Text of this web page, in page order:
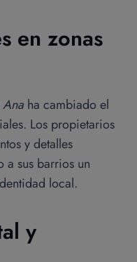
en zonas
ha cambiado el
Los propietarios
y detalles
sus barrios un
local.
y